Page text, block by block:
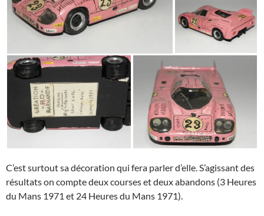
C’est surtout sa décoration qui fera parler d’elle. S’agissant des
résultats on compte deux courses et deux abandons (3 Heures
du Mans 1971 et 24 Heures du Mans 1971).